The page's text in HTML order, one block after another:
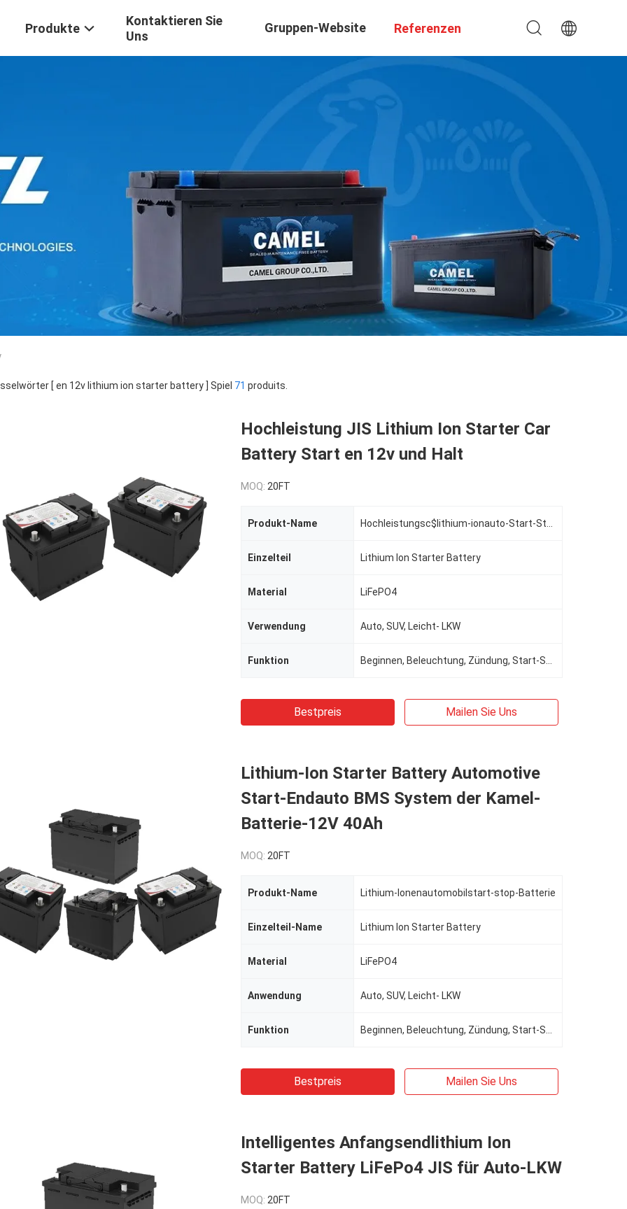
Produkte
Kontaktieren Sie
Uns
Gruppen-Website Referenzen
[ en 12v lithium ion starter battery ] Spiel 71 produits.
Hochleistung JIS Lithium Ion Starter Car
Battery Start en 12v und Halt
MOQ: 20FT
Produkt-Name
Einzelteil Lithium Ion Starter Battery
Material LiFePO4
Verwendung Auto, SUV, Leicht- LKW
Funktion
Bestpreis Mailen Sie Uns
Lithium-Ion Starter Battery Automotive
Start-Endauto BMS System der Kamel-
Batterie-12V 40Ah
MOQ: 20FT
Produkt-Name Lithium-Ionenautomobilstart-stop-Batterie
Einzelteil-Name Lithium Ion Starter Battery
Material LiFePO4
Anwendung Auto, SUV, Leicht- LKW
Funktion
Bestpreis Mailen Sie Uns
Intelligentes Anfangsendlithium Ion
Starter Battery LiFePo4 JIS für Auto-LKW
MOQ: 20FT